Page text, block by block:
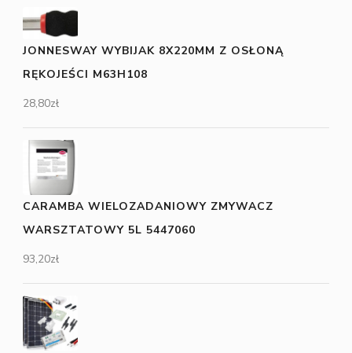
JONNESWAY WYBIJAK 8X220MM Z OSŁONĄ
RĘKOJEŚCI M63H108
28,80zł
CARAMBA WIELOZADANIOWY ZMYWACZ
WARSZTATOWY 5L 5447060
93,20zł